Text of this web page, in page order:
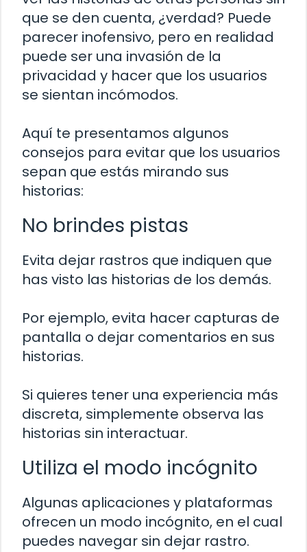
que se den cuenta, ¿verdad? Puede
parecer inofensivo, pero en realidad
puede ser una invasión de la
privacidad y hacer que los usuarios
se sientan incómodos.
Aquí te presentamos algunos
consejos para evitar que los usuarios
sepan que estás mirando sus
historias:
No brindes pistas
Evita dejar rastros que indiquen que
has visto las historias de los demás.
Por ejemplo, evita hacer capturas de
pantalla o dejar comentarios en sus
historias.
Si quieres tener una experiencia más
discreta, simplemente observa las
historias sin interactuar.
Utiliza el modo incógnito
Algunas aplicaciones y plataformas
ofrecen un modo incógnito, en el cual
puedes navegar sin dejar rastro.